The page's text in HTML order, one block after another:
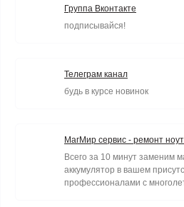
Группа Вконтакте
подписывайся!
Телеграм канал
будь в курсе новинок
МагМир сервис - ремонт
Всего за 10 минут заменим
аккумулятор в вашем
профессионалами с